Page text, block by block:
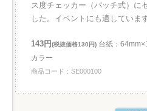
ス度チェッカー（パッチ式）に
した。イベントにも適しています
143円(税抜価格130円) 台紙：
カラー
商品コード：SE000100